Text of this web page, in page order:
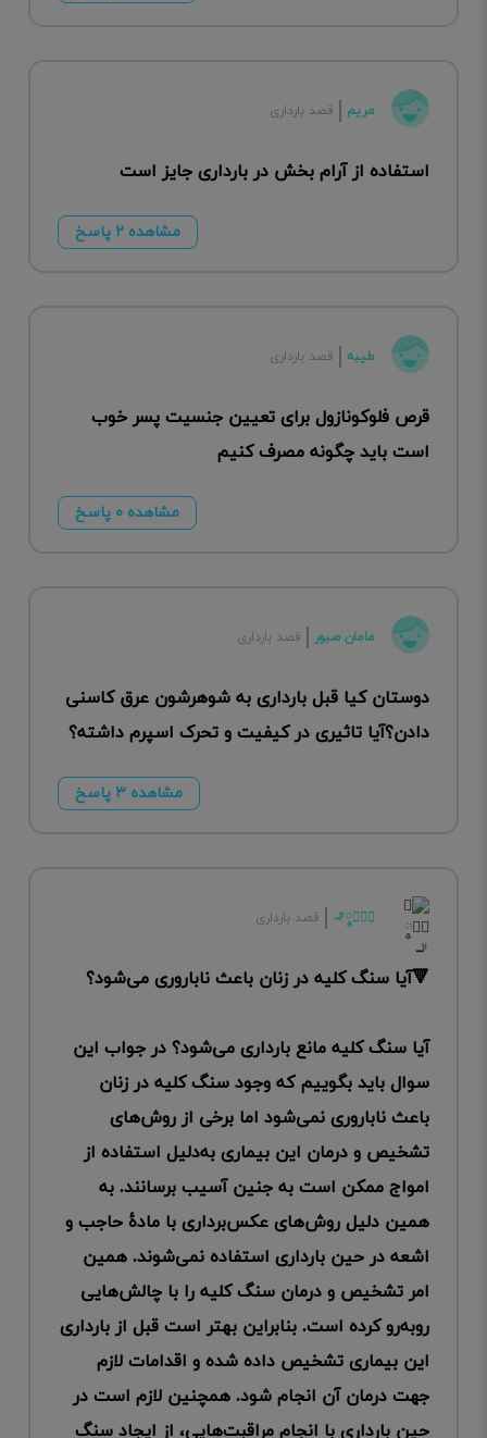
مریم قصد بارداری
استفاده از آرام بخش در بارداری جایز است
مشاهده ۲ پاسخ
طیبه قصد بارداری
قرص فلوکونازول برای تعیین جنسیت پسر خوب
است باید چگونه مصرف کنیم
مشاهده ۰ پاسخ
مامان صبور قصد بارداری
دوستان کیا قبل بارداری به شوهرشون عرق کاسنی
دادن؟آیا تاثیری در کیفیت و تحرک اسپرم داشته؟
مشاهده ۳ پاسخ
⃝❥༵꛱🚬 قصد بارداری
🔻آیا سنگ کلیه در زنان باعث ناباروری می‌شود؟
آیا سنگ کلیه مانع بارداری می‌شود؟ در جواب این
سوال باید بگوییم که وجود سنگ کلیه در زنان
باعث ناباروری نمی‌شود اما برخی از روش‌های
تشخیص و درمان این بیماری به‌دلیل استفاده از
امواج ممکن است به جنین آسیب برسانند. به
همین دلیل روش‌های عکس‌برداری با مادۀ حاجب و
اشعه در حین بارداری استفاده نمی‌شوند. همین
امر تشخیص و درمان سنگ کلیه را با چالش‌هایی
روبه‌رو کرده است. بنابراین بهتر است قبل از بارداری
این بیماری تشخیص داده شده و اقدامات لازم
جهت درمان آن انجام شود. همچنین لازم است در
حین بارداری با انجام مراقبت‌هایی، از ایجاد سنگ